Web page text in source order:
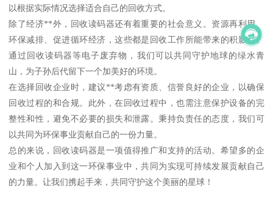
以根据实际情况选择适合自己的回收方式。
除了经济**外，回收读码器还有着重要的社会意义。资源再利用、
环保减排、促进循环经济，这些都是回收工作所能带来的积影响。
通过回收读码器等电子废弃物，我们可以共同守护地球的绿水青
山，为子孙后代留下一个加美好的环境。
在选择回收企业时，建议**考虑有资质、信誉良好的企业，以确保
回收过程的和合规。此外，在回收过程中，也需注意保护设备的完
整性和性，避免不必要的损失和泄露。秉持负责任的态度，我们可
以共同为环保事业贡献自己的一份力量。
总的来说，回收读码器是一项值得推广和支持的活动。希望多的企
业和个人加入到这一环保事业中，共同为实现可持续发展贡献自己
的力量。让我们携起手来，共同守护这个美丽的星球！